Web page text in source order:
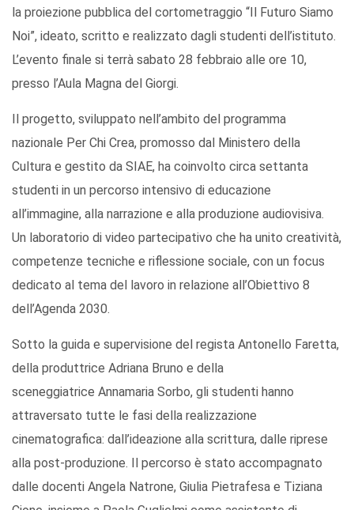
la proiezione pubblica del cortometraggio “Il Futuro Siamo
Noi”, ideato, scritto e realizzato dagli studenti dell’istituto.
L’evento finale si terrà sabato 28 febbraio alle ore 10,
presso l’Aula Magna del Giorgi.
Il progetto, sviluppato nell’ambito del programma
nazionale Per Chi Crea, promosso dal Ministero della
Cultura e gestito da SIAE, ha coinvolto circa settanta
studenti in un percorso intensivo di educazione
all’immagine, alla narrazione e alla produzione audiovisiva.
Un laboratorio di video partecipativo che ha unito creatività,
competenze tecniche e riflessione sociale, con un focus
dedicato al tema del lavoro in relazione all’Obiettivo 8
dell’Agenda 2030.
Sotto la guida e supervisione del regista Antonello Faretta,
della produttrice Adriana Bruno e della
sceneggiatrice Annamaria Sorbo, gli studenti hanno
attraversato tutte le fasi della realizzazione
cinematografica: dall’ideazione alla scrittura, dalle riprese
alla post‑produzione. Il percorso è stato accompagnato
dalle docenti Angela Natrone, Giulia Pietrafesa e Tiziana